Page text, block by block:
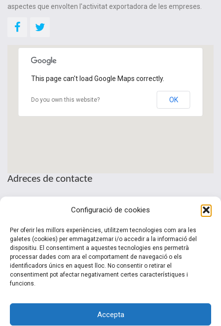
Configuració de cookies
Per oferir les millors experiències, utilitzem tecnologies com ara les
galetes (cookies) per emmagatzemar i/o accedir a la informació del
dispositiu. El consentiment a aquestes tecnologies ens permetrà
processar dades com ara el comportament de navegació o els
identificadors únics en aquest lloc. No consentir o retirar el
consentiment pot afectar negativament certes característiques i
funcions.
Accepta
aspectes que envolten l'activitat exportadora de les empreses.
This page can't load Google Maps correctly.
Do you own this website? OK
Adreces de contacte
Telèfon: (+34) 937 361 100
clubinternacionalitzacio@cecot.org.